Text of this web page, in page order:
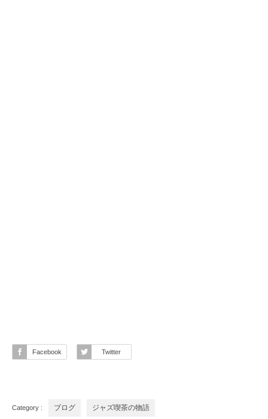
Facebook Twitter
Category : ブログ ジャズ喫茶の物語